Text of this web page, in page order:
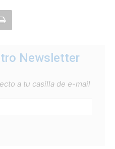
Newsletter
a tu casilla de e-mail